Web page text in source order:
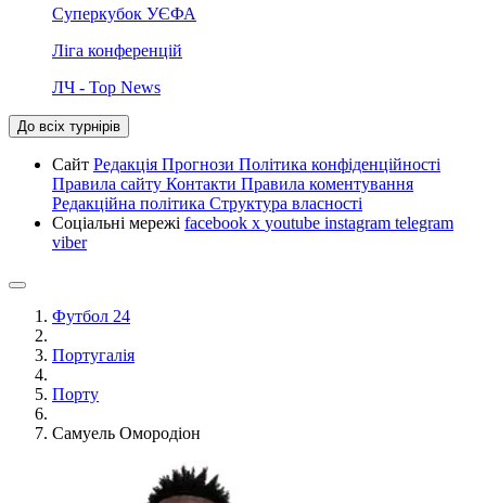
Суперкубок УЄФА
Ліга конференцій
ЛЧ - Top News
До всіх турнірів
Сайт Редакція Прогнози Політика конфіденційності
Правила сайту Контакти Правила коментування
Редакційна політика Структура власності
Соціальні мережі facebook x youtube instagram telegram
viber
Футбол 24
Португалія
Порту
Самуель Омородіон